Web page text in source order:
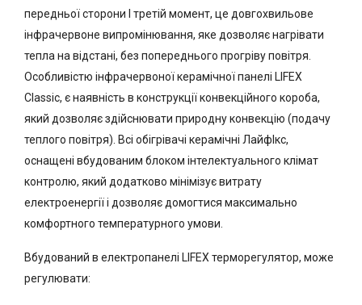
передньої сторони І третій момент, це довгохвильове
інфрачервоне випромінювання, яке дозволяє нагрівати
тепла на відстані, без попереднього прогріву повітря.
Особливістю інфрачервоної керамічної панелі LIFEX
Classic, є наявність в конструкції конвекційного короба,
який дозволяє здійснювати природну конвекцію (подачу
теплого повітря). Всі обігрівачі керамічні ЛайфІкс,
оснащені вбудованим блоком інтелектуального клімат
контролю, який додатково мінімізує витрату
електроенергії і дозволяє домогтися максимально
комфортного температурного умови.
Вбудований в електропанелі LIFEX терморегулятор, може
регулювати: